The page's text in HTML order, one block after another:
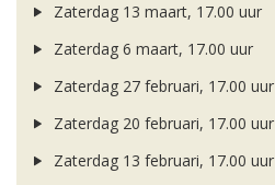
Zaterdag 13 maart, 17.00 uur
Zaterdag 6 maart, 17.00 uur
Zaterdag 27 februari, 17.00 uur
Zaterdag 20 februari, 17.00 uur
Zaterdag 13 februari, 17.00 uur